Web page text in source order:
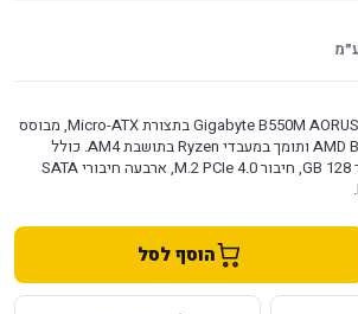
לוח אם Gigabyte B550M AORUS ELITE rev 1.3 בתצורת Micro-ATX, מבוסס
על ערכת השבבים AMD B550 ותומך במעבדי Ryzen בתושבת AM4. כולל
ארבעה חריצי DDR4 עד 128 GB, חיבור M.2 PCIe 4.0, ארבעה חיבורי SATA
הוסף לסל